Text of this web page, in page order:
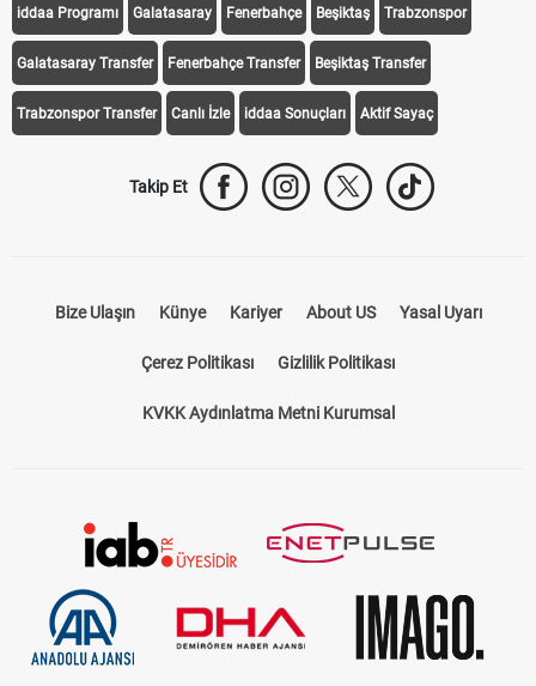
Transfer Haberleri TV'de Bugün Süper Lig Fikstür Süper Lig Haberleri
iddaa Programı Galatasaray Fenerbahçe Beşiktaş Trabzonspor
Galatasaray Transfer Fenerbahçe Transfer Beşiktaş Transfer
Canlı İzle iddaa Sonuçları Aktif Sayaç
Künye Kariyer About US
Çerez Politikası Gizlilik Politikası